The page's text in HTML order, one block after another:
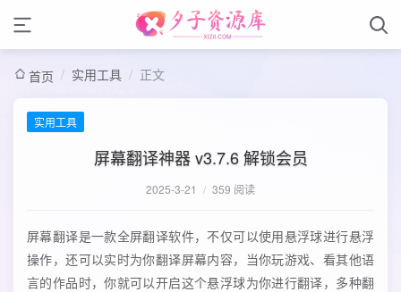
首页 / 实用工具 / 正文
实用工具
屏幕翻译神器 v3.7.6 解锁会员
2025-3-21 / 359 阅读
屏幕翻译是一款全屏翻译软件，不仅可以使用悬浮球进行悬浮
操作，还可以实时为你翻译屏幕内容，当你玩游戏、看其他语
言的作品时，你就可以开启这个悬浮球为你进行翻译，多种翻